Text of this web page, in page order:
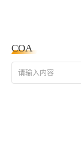
COA
请输入内容